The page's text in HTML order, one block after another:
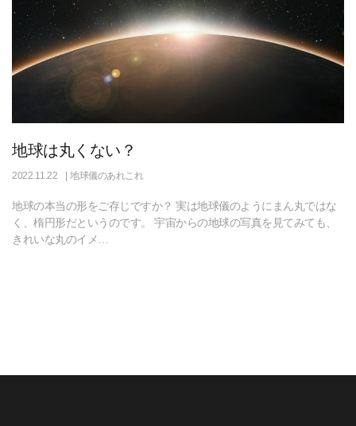
地球は丸くない？
2022.11.22 地球儀のあれこれ
地球の本当の形をご存じですか？ 実は地球儀のようにまん丸ではな
く、楕円形だというのです。 宇宙からの地球の写真を見てみても、
きれいな丸のイメ…